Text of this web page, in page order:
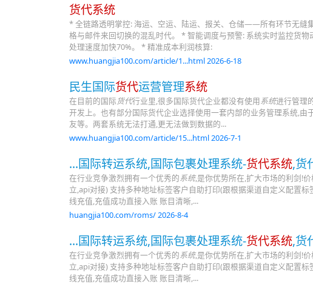
货代系统
* 全链路透明掌控: 海运、空运、陆运、报关、仓储——所有环节无缝
格与邮件来回切换的混乱时代。 * 智能调度与预警: 系统实时监控货
处理速度加快70%。 * 精准成本利润核算:
www.huangjia100.com/article/1...html 2026-6-18
民生国际货代运营管理系统
在目前的国际 货代行业里,很多国际货代企业都没有使用系统进行管理
开发上。也有部分国际货代企业选择使用一套内部的业务管理系统,
友等。两套系统无法打通,更无法做到数据的...
www.huangjia100.com/article/15...html 2026-7-1
...国际转运系统,国际包裹处理系统-货代系统,货
在行业竞争激烈拥有一个优秀的系统,是你优势所在,扩大市场的利剑!
立,api对接) 支持多种地址标签客户自助打印(跟根据渠道自定义配置
线充值,充值成功直接入账 账目清晰,...
huangjia100.com/roms/ 2026-8-4
...国际转运系统,国际包裹处理系统-货代系统,货
在行业竞争激烈拥有一个优秀的系统,是你优势所在,扩大市场的利剑!
立,api对接) 支持多种地址标签客户自助打印(跟根据渠道自定义配置
线充值,充值成功直接入账 账目清晰,...